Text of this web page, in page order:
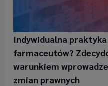
Indywidualna
farmaceutów?
warunkiem
zmian prawnych